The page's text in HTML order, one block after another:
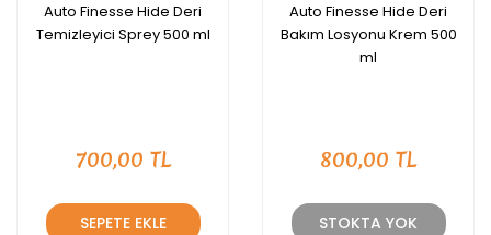
Auto Finesse Hide Deri
Temizleyici Sprey 500 ml
700,00 TL
SEPETE EKLE
Auto Finesse Hide Deri
Bakım Losyonu Krem 500
ml
800,00 TL
STOKTA YOK